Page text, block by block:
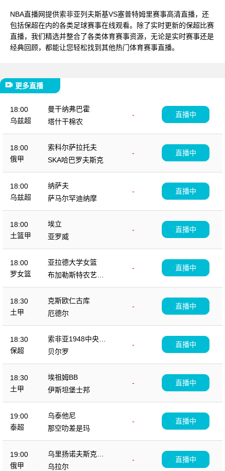
NBA直播网提供索非亚列夫斯基VS塞普特姆里赛事高清直播，还
包括保超在内的各类足球赛事在线观看。除了实时更新的保超比赛
直播，我们精选并整合了各类体育赛事资源，无论是实时赛事还是
经典回顾，都能让您轻松找到其他热门体育赛事直播。
更多直播
18:00
乌兹超
曼干纳弗巴霍
-
塔什干棉农
直播中
18:00
俄甲
索科尔萨拉托夫
-
SKA哈巴罗夫斯克
直播中
18:00
乌兹超
纳萨夫
-
萨马尔罕迪纳摩
直播中
18:00
土篮甲
埃立
-
亚罗威
直播中
18:00
罗女篮
亚拉德大学女篮
-
布加勒斯特农艺学
女篮
直播中
18:30
土甲
克斯欧仁古库
-
厄德尔
直播中
18:30
保超
索非亚1948中央陆
军
-
贝尔罗
直播中
18:30
土甲
埃祖姆BB
-
伊斯坦堡士邦
直播中
19:00
泰超
乌泰他尼
-
那空叻差是玛
直播中
19:00
俄甲
乌里扬诺夫斯克伏
尔加
-
乌拉尔
直播中